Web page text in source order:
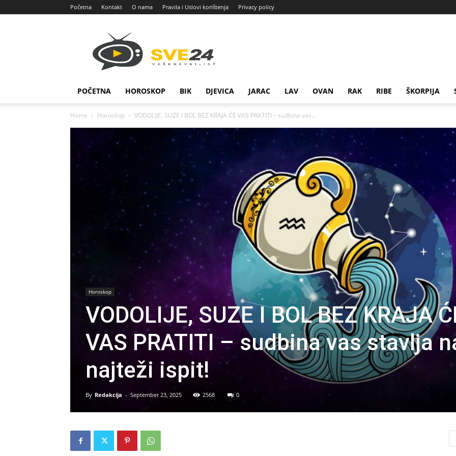
Početna Kontakt O nama Pravila i Uslovi korištenja Privacy policy
POČETNA HOROSKOP BIK DJEVICA JARAC LAV OVAN RAK RIBE ŠKORPIJA
Home Horoskop VODOLIJE, SUZE I BOL BEZ KRAJA ĆE VAS PRATITI – sudbina vas...
Horoskop
VODOLIJE, SUZE I BOL BEZ KRAJA
VAS PRATITI – sudbina vas stavlja
najteži ispit!
By Redakcija - September 23, 2025 2568 0